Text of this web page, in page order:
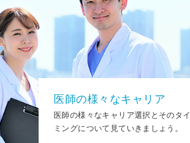
医師の様々なキャリア
医師の様々なキャリア選択とそのタイ
ミングについて見ていきましょう。